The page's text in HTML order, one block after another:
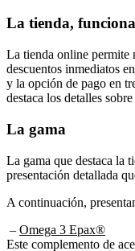
La tienda,
La tienda online permite
descuentos inmediatos
y la opción de pago en
destaca los detalles
La gama
La gama que destaca la
presentación detallada
A continuación,
– Omega 3 Epax®
Este complemento de